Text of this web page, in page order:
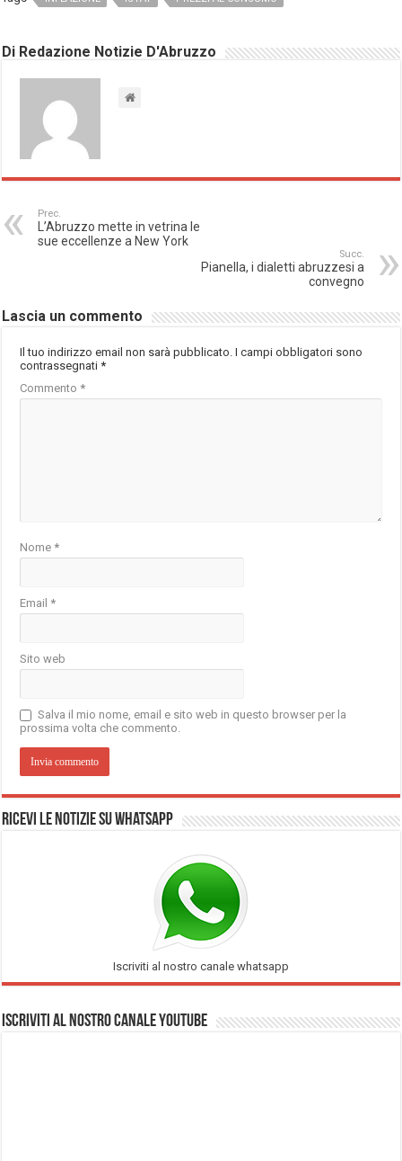
Di Redazione Notizie D'Abruzzo
Prec.
L’Abruzzo mette in vetrina le
sue eccellenze a New York
Succ.
Pianella, i dialetti abruzzesi a
convegno
Lascia un commento
Il tuo indirizzo email non sarà pubblicato. I campi obbligatori sono
contrassegnati*
Commento*
Nome*
Email*
Sito web
Salva il mio nome, email e sito web in questo browser per la
prossima volta che commento.
Ricevi le notizie su Whatsapp
Iscriviti al nostro canale whatsapp
Iscriviti al nostro Canale Youtube